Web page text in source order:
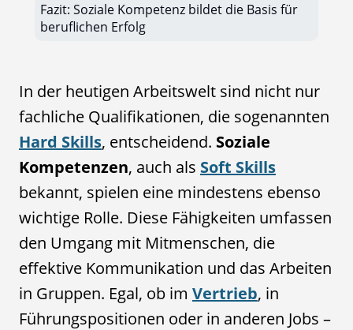
Fazit: Soziale Kompetenz bildet die Basis für
beruflichen Erfolg
In der heutigen Arbeitswelt sind nicht nur
fachliche Qualifikationen, die sogenannten
Hard Skills, entscheidend. Soziale
Kompetenzen, auch als Soft Skills
bekannt, spielen eine mindestens ebenso
wichtige Rolle. Diese Fähigkeiten umfassen
den Umgang mit Mitmenschen, die
effektive Kommunikation und das Arbeiten
in Gruppen. Egal, ob im Vertrieb, in
Führungspositionen oder in anderen Jobs –